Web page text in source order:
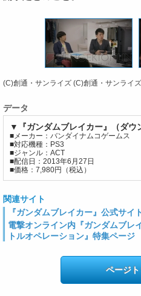
(C)創通・サンライズ (C)創通・サンライ
データ
▼『ガンダムブレイカー』（ダウ
■メーカー：バンダイナムコゲームス
■対応機種：PS3
■ジャンル：ACT
■配信日：2013年6月27日
■価格：7,980円（税込）
関連サイト
『ガンダムブレイカー』公式サイ
電撃オンライン内『ガンダムブレ
トルオペレーション』特集ページ
ページ